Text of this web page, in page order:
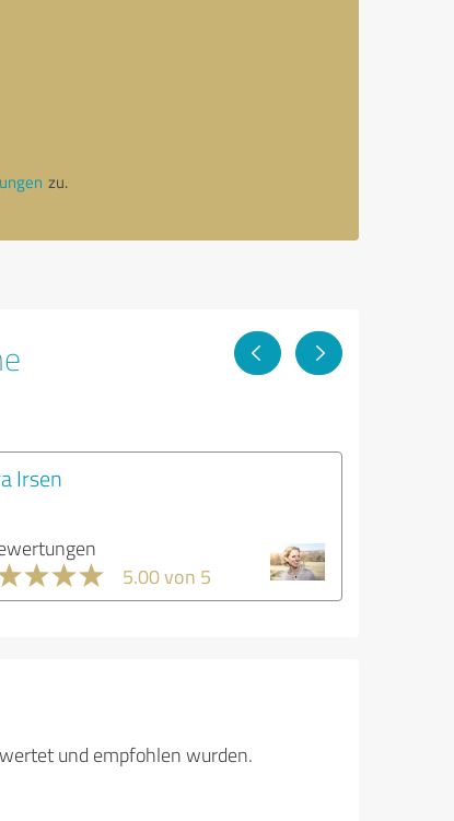
zu.
Irsen
5.00 von 5
und empfohlen wurden.